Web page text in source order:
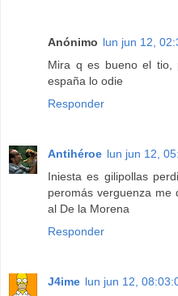
Anónimo lun jun 12,
Mira q es bueno el tio,
españa lo odie
Responder
Antihéroe lun jun 12,
Iniesta es gilipollas
peromás verguenza me
al De la Morena
Responder
J4ime lun jun 12,